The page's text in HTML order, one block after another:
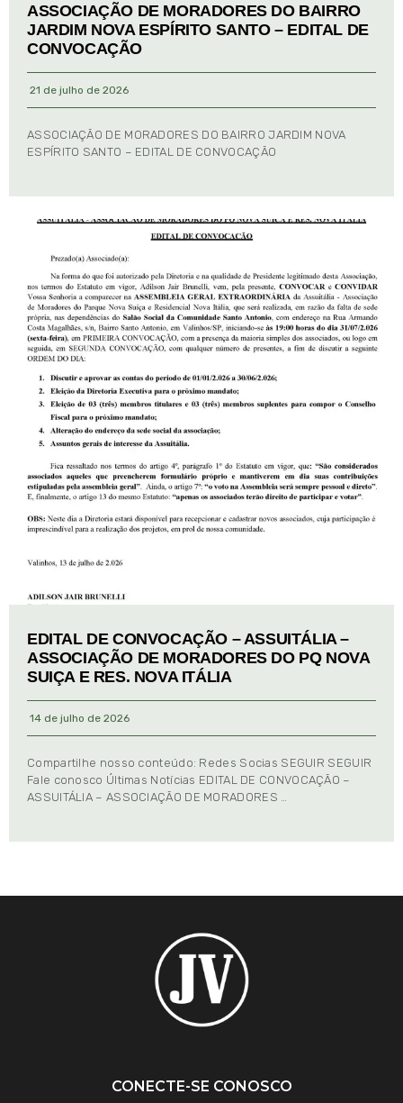
ASSOCIAÇÃO DE MORADORES DO BAIRRO
JARDIM NOVA ESPÍRITO SANTO – EDITAL DE
CONVOCAÇÃO
21 de julho de 2026
ASSOCIAÇÃO DE MORADORES DO BAIRRO JARDIM NOVA
ESPÍRITO SANTO – EDITAL DE CONVOCAÇÃO
EDITAL DE CONVOCAÇÃO – ASSUITÁLIA –
ASSOCIAÇÃO DE MORADORES DO PQ NOVA
SUIÇA E RES. NOVA ITÁLIA
14 de julho de 2026
Compartilhe nosso conteúdo: Redes Socias SEGUIR SEGUIR
Fale conosco Últimas Notícias EDITAL DE CONVOCAÇÃO –
ASSUITÁLIA – ASSOCIAÇÃO DE MORADORES …
CONECTE-SE CONOSCO